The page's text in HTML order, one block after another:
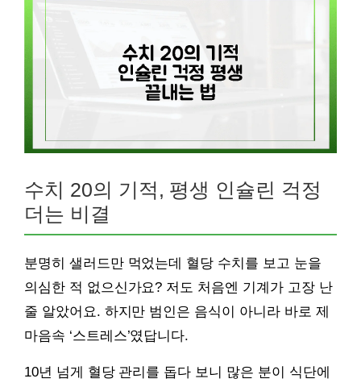
수치 20의 기적, 평생 인슐린 걱정
더는 비결
분명히 샐러드만 먹었는데 혈당 수치를 보고 눈을
의심한 적 없으신가요? 저도 처음엔 기계가 고장 난
줄 알았어요. 하지만 범인은 음식이 아니라 바로 제
마음속 ‘스트레스’였답니다.
10년 넘게 혈당 관리를 돕다 보니 많은 분이 식단에